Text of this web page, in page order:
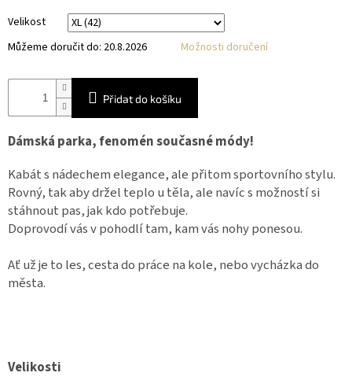
Velikost
Můžeme doručit do: 20.8.2026 Možnosti doručení
Přidat do košíku
Dámská parka, fenomén současné módy!
Kabát s nádechem elegance, ale přitom sportovního stylu.
Rovný, tak aby držel teplo u těla, ale navíc s možností si
stáhnout pas, jak kdo potřebuje.
Doprovodí vás v pohodlí tam, kam vás nohy ponesou.
Ať už je to les, cesta do práce na kole, nebo vycházka do
města.
Velikosti